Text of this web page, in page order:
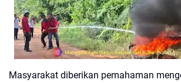
Masyarakat diberikan pemahaman